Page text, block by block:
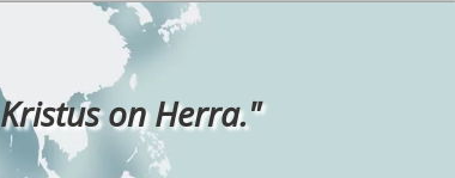
on Herra."